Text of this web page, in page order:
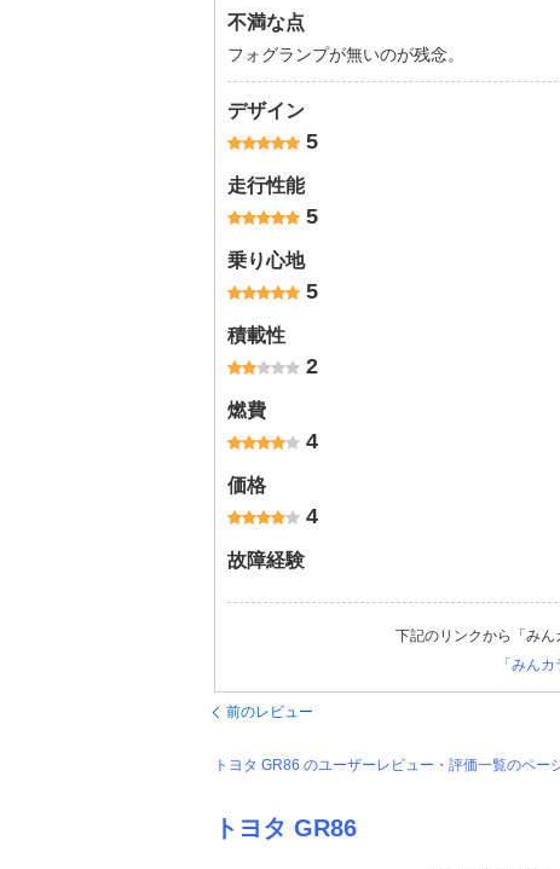
不満な点
フォグランプが無いのが残念。
デザイン
5
走行性能
5
乗り心地
5
積載性
2
燃費
4
価格
4
故障経験
下記のリンクから「みん
「みん
前のレビュー
トヨタ GR86 のユーザーレビュー・評価一覧のペー
トヨタ GR86